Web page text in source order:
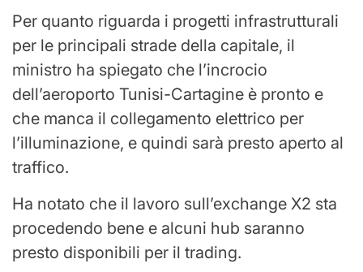
Per quanto riguarda i progetti infrastrutturali
per le principali strade della capitale, il
ministro ha spiegato che l’incrocio
dell’aeroporto Tunisi-Cartagine è pronto e
che manca il collegamento elettrico per
l’illuminazione, e quindi sarà presto aperto al
traffico.
Ha notato che il lavoro sull’exchange X2 sta
procedendo bene e alcuni hub saranno
presto disponibili per il trading.